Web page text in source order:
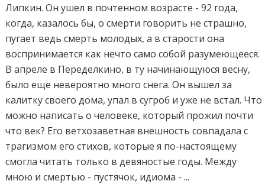
Липкин. Он ушел в почтенном возрасте - 92 года,
когда, казалось бы, о смерти говорить не страшно,
пугает ведь смерть молодых, а в старости она
воспринимается как нечто само собой разумеющееся.
В апреле в Переделкино, в ту начинающуюся весну,
было еще невероятно много снега. Он вышел за
калитку своего дома, упал в сугроб и уже не встал. Что
можно написать о человеке, который прожил почти
что век? Его ветхозаветная внешность совпадала с
трагизмом его стихов, которые я по-настоящему
смогла читать только в девяностые годы. Между
мною и смертью - пустячок, идиома - ...